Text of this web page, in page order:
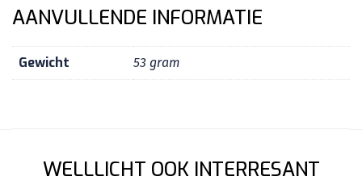
AANVULLENDE INFORMATIE
Gewicht 53 gram
WELLLICHT OOK INTERRESANT